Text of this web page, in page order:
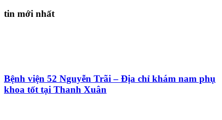
tin mới nhất
Bệnh viện 52 Nguyễn Trãi – Địa chỉ khám nam phụ
khoa tốt tại Thanh Xuân